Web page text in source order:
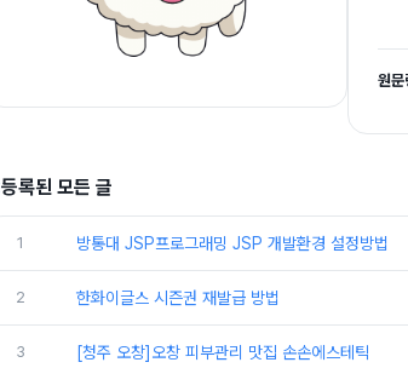
원문
등록된 모든 글
1 방통대 JSP프로그래밍 JSP 개발환경 설정방법
2 한화이글스 시즌권 재발급 방법
3 [청주 오창]오창 피부관리 맛집 손손에스테틱